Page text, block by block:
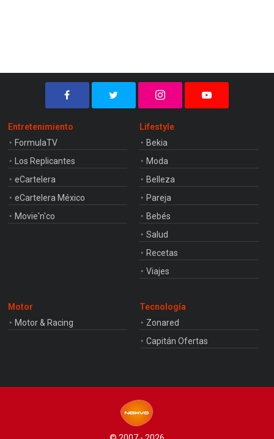
Entretenimiento
FormulaTV
Los Replicantes
eCartelera
eCartelera México
Movie'n'co
Lifestyle
Bekia
Moda
Belleza
Pareja
Bebés
Salud
Recetas
Viajes
Motor
Motor & Racing
Tecnología
Zonared
Capitán Ofertas